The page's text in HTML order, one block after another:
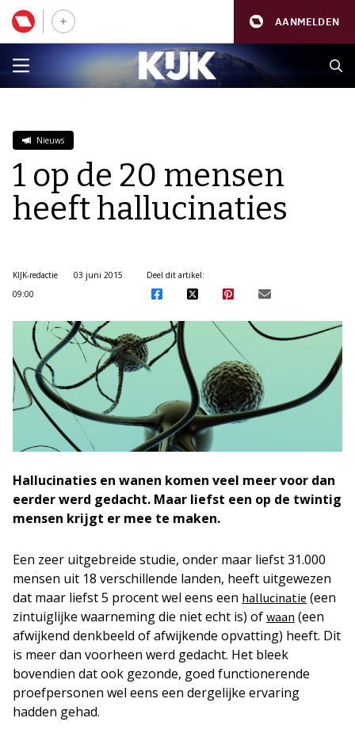
AANMELDEN
Nieuws
1 op de 20 mensen
heeft hallucinaties
KIJK-redactie
03 juni 2015
09:00
Deel dit artikel:
Hallucinaties en wanen komen veel meer voor dan
eerder werd gedacht. Maar liefst een op de twintig
mensen krijgt er mee te maken.
Een zeer uitgebreide studie, onder maar liefst 31.000
mensen uit 18 verschillende landen, heeft uitgewezen
dat maar liefst 5 procent wel eens een hallucinatie (een
zintuiglijke waarneming die niet echt is) of waan (een
afwijkend denkbeeld of afwijkende opvatting) heeft. Dit
is meer dan voorheen werd gedacht. Het bleek
bovendien dat ook gezonde, goed functionerende
proefpersonen wel eens een dergelijke ervaring
hadden gehad.